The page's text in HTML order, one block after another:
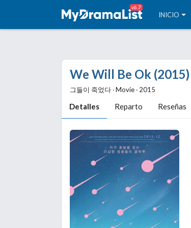
v6.7
INICIO
We Will Be Ok (2015)
그들이 죽었다 ‧ Movie ‧ 2015
Detalles Reparto Reseñas